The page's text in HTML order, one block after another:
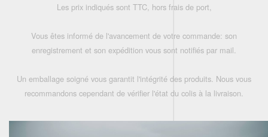
Les prix indiqués sont TTC, hors frais de port,
Vous êtes informé de l'avancement de votre commande: son
enregistrement et son expédition vous sont notifiés par mail.
Un emballage soigné vous garantit l'intégrité des produits. Nous vous
recommandons cependant de vérifier l'état du colis à la livraison.